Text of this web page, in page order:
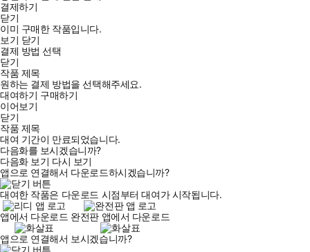
결제하기
닫기
이미 구매한 작품입니다.
보기 닫기
결제 방법 선택
닫기
작품 제목
원하는 결제 방법을 선택해주세요.
대여하기 구매하기
이어보기
닫기
작품 제목
대여 기간이 만료되었습니다.
다음화를 보시겠습니까?
다음화 보기 다시 보기
앱으로 연결해서 다운로드하시겠습니까?
대여한 작품은 다운로드 시점부터 대여가 시작됩니다.
앱에서 다운로드 완전판 앱에서 다운로드
앱으로 연결해서 보시겠습니까?